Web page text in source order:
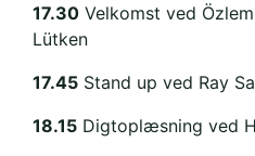
17.30 Velkomst ved
Lütken
17.45 Stand up ved Ray
18.15 Digtoplæsning ved